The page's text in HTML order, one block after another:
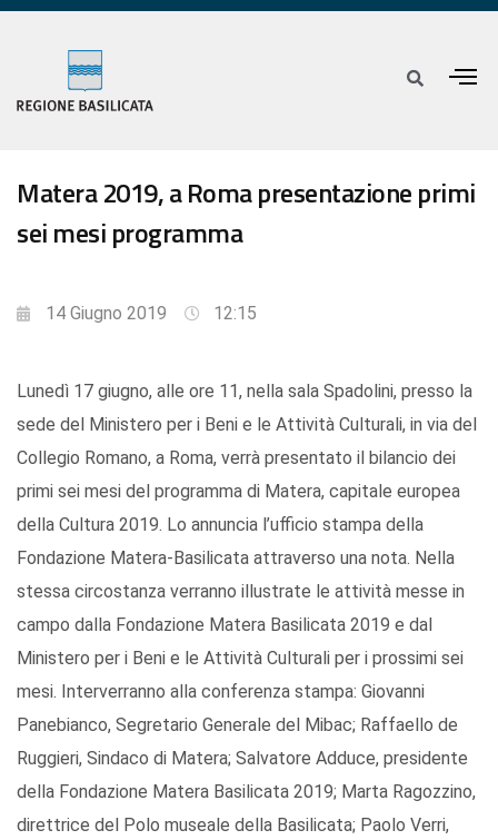
Matera 2019, a Roma presentazione primi
sei mesi programma
14 Giugno 2019 12:15
Lunedì 17 giugno, alle ore 11, nella sala Spadolini, presso la
sede del Ministero per i Beni e le Attività Culturali, in via del
Collegio Romano, a Roma, verrà presentato il bilancio dei
primi sei mesi del programma di Matera, capitale europea
della Cultura 2019. Lo annuncia l’ufficio stampa della
Fondazione Matera-Basilicata attraverso una nota. Nella
stessa circostanza verranno illustrate le attività messe in
campo dalla Fondazione Matera Basilicata 2019 e dal
Ministero per i Beni e le Attività Culturali per i prossimi sei
mesi. Interverranno alla conferenza stampa: Giovanni
Panebianco, Segretario Generale del Mibac; Raffaello de
Ruggieri, Sindaco di Matera; Salvatore Adduce, presidente
della Fondazione Matera Basilicata 2019; Marta Ragozzino,
direttrice del Polo museale della Basilicata; Paolo Verri,